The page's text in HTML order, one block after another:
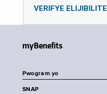
VERIFYE ELIJIBILITE
myBenefits
Pwogram yo
SNAP